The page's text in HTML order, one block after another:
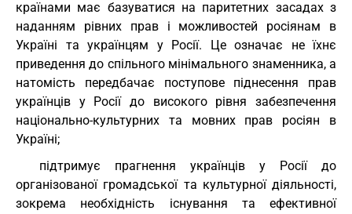
країнами має базуватися на паритетних засадах з
наданням рівних прав і можливостей росіянам в
Україні та українцям у Росії. Це означає не їхнє
приведення до спільного мінімального знаменника, а
натомість передбачає поступове піднесення прав
українців у Росії до високого рівня забезпечення
національно-культурних та мовних прав росіян в
Україні;
підтримує прагнення українців у Росії до
організованої громадської та культурної діяльності,
зокрема необхідність існування та ефективної